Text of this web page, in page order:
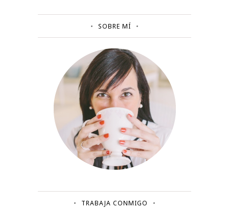
SOBRE MÍ
TRABAJA CONMIGO